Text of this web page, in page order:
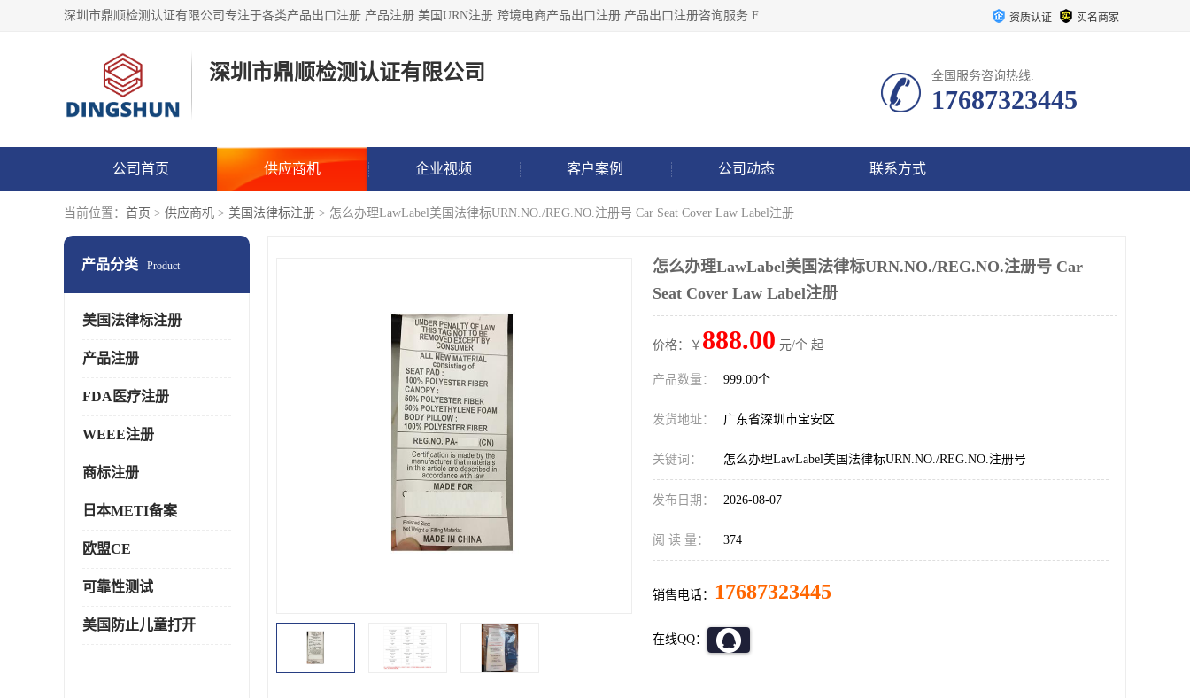
深圳市鼎顺检测认证有限公司专注于各类产品出口注册 产品注册 美国URN注册 跨境电商产品出口注册 产品出口注册咨询服务 FDA食品注册等我们是一家商务服务公司，为客户提供商标注册，本公司实力雄厚，能满足客户多种需求。 资质认证 实名商家
深圳市鼎顺检测认证有限公司 全国服务咨询热线:
17687323445
公司首页 供应商机 企业视频 客户案例 公司动态 联系方式
当前位置： 首页 > 供应商机 > 美国法律标注册 > 怎么办理LawLabel美国法律标URN.NO./REG.NO.注册号 Car Seat Cover Law Label注册
产品分类 Product
美国法律标注册
产品注册
FDA医疗注册
WEEE注册
商标注册
日本METI备案
欧盟CE
可靠性测试
美国防止儿童打开
怎么办理LawLabel美国法律标URN.NO./REG.NO.注册号 Car
Seat Cover Law Label注册
价格：￥ 888.00 元/个 起
产品数量： 999.00个
发货地址： 广东省深圳市宝安区
关键词： 怎么办理LawLabel美国法律标URN.NO./REG.NO.注册号
发布日期： 2026-08-07
阅 读 量： 374
销售电话： 17687323445
在线QQ：